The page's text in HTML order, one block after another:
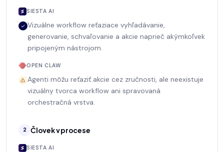
SIESTA AI
Vizuálne workflow reťaziace vyhľadávanie,
generovanie, schvaľovanie a akcie naprieč akýmkoľvek
pripojeným nástrojom.
OPEN CLAW
Agenti môžu reťaziť akcie cez zručnosti, ale neexistuje
vizuálny tvorca workflow ani spravovaná
orchestračná vrstva.
2 Človek v procese
SIESTA AI